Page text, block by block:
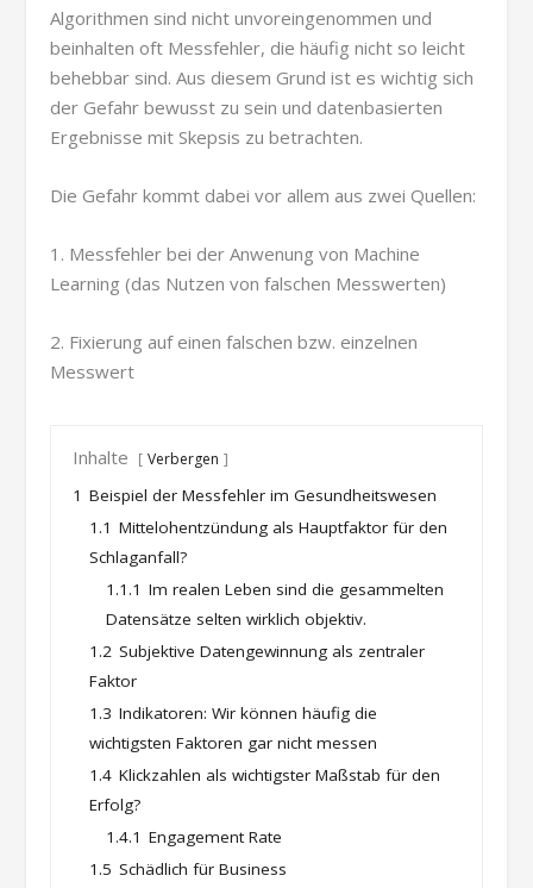
Algorithmen sind nicht unvoreingenommen und
beinhalten oft Messfehler, die häufig nicht so leicht
behebbar sind. Aus diesem Grund ist es wichtig sich
der Gefahr bewusst zu sein und datenbasierten
Ergebnisse mit Skepsis zu betrachten.
Die Gefahr kommt dabei vor allem aus zwei Quellen:
1. Messfehler bei der Anwenung von Machine
Learning (das Nutzen von falschen Messwerten)
2. Fixierung auf einen falschen bzw. einzelnen
Messwert
Inhalte Verbergen
1 Beispiel der Messfehler im Gesundheitswesen
1.1 Mittelohentzündung als Hauptfaktor für den
Schlaganfall?
1.1.1 Im realen Leben sind die gesammelten
Datensätze selten wirklich objektiv.
1.2 Subjektive Datengewinnung als zentraler
Faktor
1.3 Indikatoren: Wir können häufig die
wichtigsten Faktoren gar nicht messen
1.4 Klickzahlen als wichtigster Maßstab für den
Erfolg?
1.4.1 Engagement Rate
1.5 Schädlich für Business